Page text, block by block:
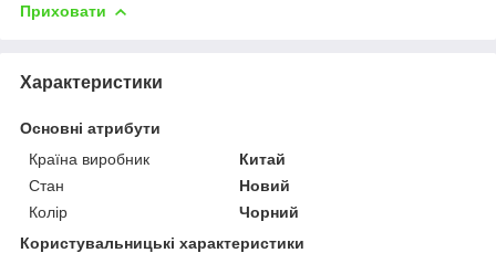
Приховати
Характеристики
Основні атрибути
Країна виробник
Китай
Стан
Новий
Колір
Чорний
Користувальницькі характеристики